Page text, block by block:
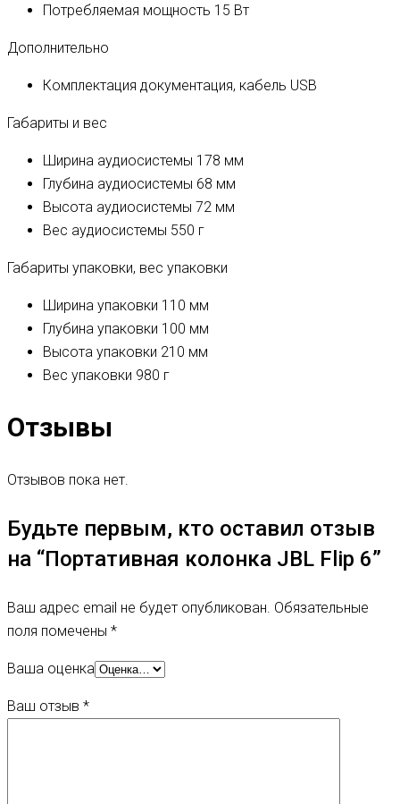
Потребляемая мощность 15 Вт
Дополнительно
Комплектация документация, кабель USB
Габариты и вес
Ширина аудиосистемы 178 мм
Глубина аудиосистемы 68 мм
Высота аудиосистемы 72 мм
Вес аудиосистемы 550 г
Габариты упаковки, вес упаковки
Ширина упаковки 110 мм
Глубина упаковки 100 мм
Высота упаковки 210 мм
Вес упаковки 980 г
Отзывы
Отзывов пока нет.
Будьте первым, кто оставил отзыв
на “Портативная колонка JBL Flip 6”
Ваш адрес email не будет опубликован. Обязательные
поля помечены *
Ваша оценка
Ваш отзыв *